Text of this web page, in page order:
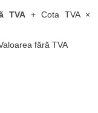
TVA+ Cota TVA ×
fără TVA